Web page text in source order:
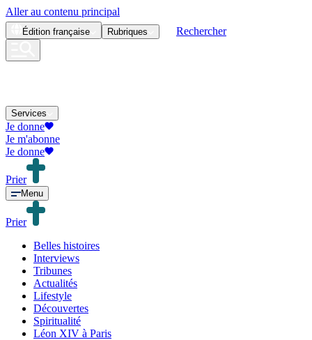
Aller au contenu principal
Édition française Rubriques Rechercher
Services
Je donne
Je m'abonne
Je donne
Prier
Menu
Prier
Belles histoires
Interviews
Tribunes
Actualités
Lifestyle
Découvertes
Spiritualité
Léon XIV à Paris